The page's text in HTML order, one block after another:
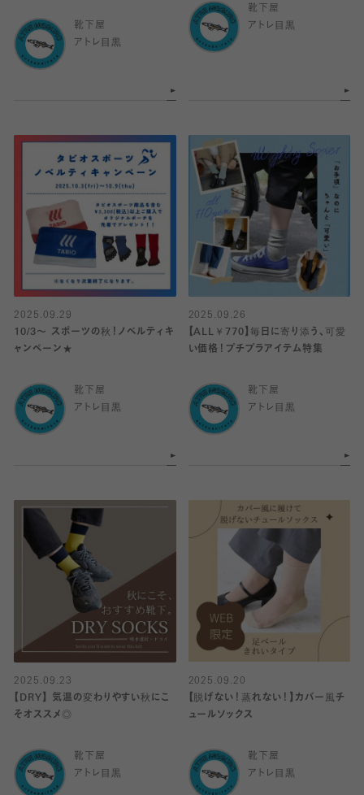
靴下屋
アトレ目黒
靴下屋
アトレ目黒
2025.09.29
10/3〜 スポーツの秋！ノベルティキ
ャンペーン★
靴下屋
アトレ目黒
2025.09.26
【ALL￥770】毎日に寄り添う、可愛
い価格！プチプラアイテム特集
靴下屋
アトレ目黒
2025.09.23
【DRY】 気温の変わりやすい秋にこ
そオススメ◎
靴下屋
アトレ目黒
2025.09.20
【脱げない！蒸れない！】カバー風チ
ュールソックス
靴下屋
アトレ目黒